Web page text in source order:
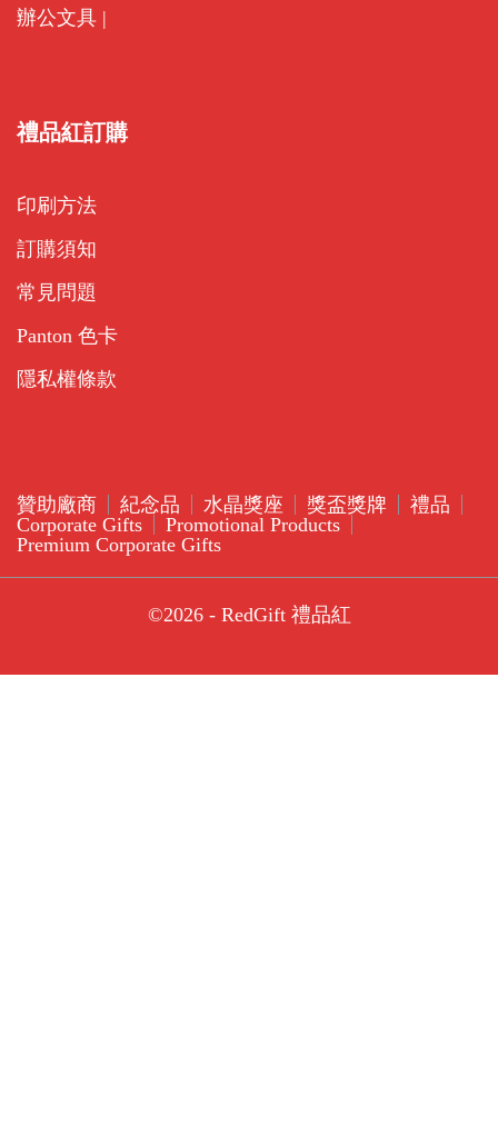
辦公文具 |
禮品紅訂購
印刷方法
訂購須知
常見問題
Panton 色卡
隱私權條款
贊助廠商 紀念品 水晶獎座 獎盃獎牌
禮品
Corporate Gifts
Promotional Products
Premium Corporate Gifts
©2026 - RedGift 禮品紅